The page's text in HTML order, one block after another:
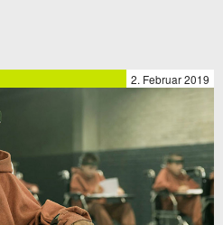
2. Februar 2019